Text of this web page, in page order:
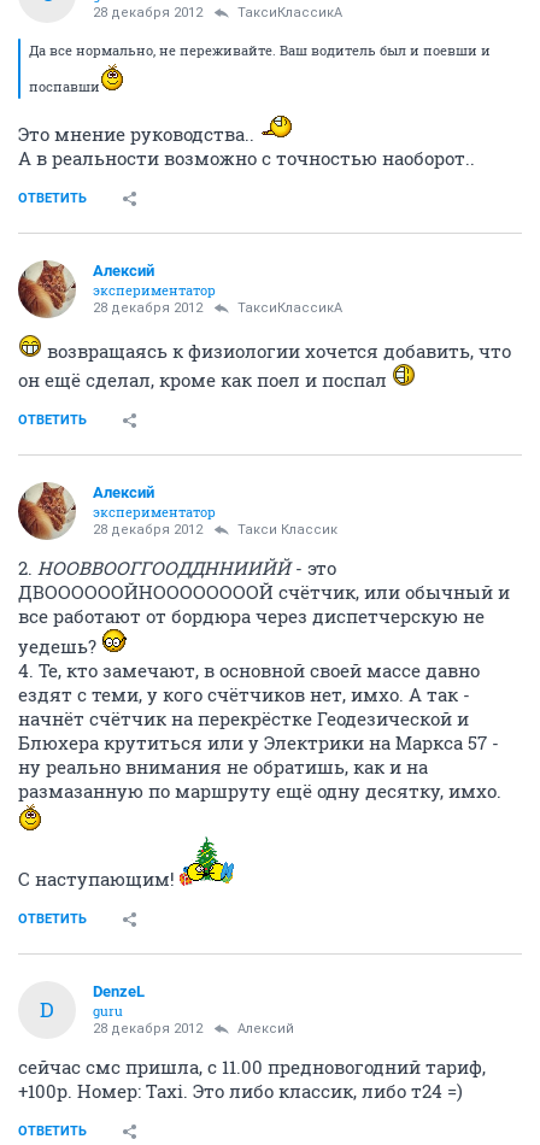
28 декабря 2012 ТаксиКлассикА
Да все нормально, не переживайте. Ваш водитель был и поевши и
поспавши
Это мнение руководства..
А в реальности возможно с точностью наоборот..
ОТВЕТИТЬ
Алексий
экспериментатор
28 декабря 2012 ТаксиКлассикА
возвращаясь к физиологии хочется добавить, что
он ещё сделал, кроме как поел и поспал
ОТВЕТИТЬ
Алексий
экспериментатор
28 декабря 2012 Такси Классик
2. НООВВООГГООДДННИИЙЙ- это
ДВООООООЙНООООООООЙ счётчик, или обычный и
все работают от бордюра через диспетчерскую не
уедешь?
4. Те, кто замечают, в основной своей массе давно
ездят с теми, у кого счётчиков нет, имхо. А так -
начнёт счётчик на перекрёстке Геодезической и
Блюхера крутиться или у Электрики на Маркса 57 -
ну реально внимания не обратишь, как и на
размазанную по маршруту ещё одну десятку, имхо.
С наступающим!
ОТВЕТИТЬ
D
DenzeL
guru
28 декабря 2012 Алексий
сейчас смс пришла, с 11.00 предновогодний тариф,
+100р. Номер: Tахi. Это либо классик, либо т24 =)
ОТВЕТИТЬ